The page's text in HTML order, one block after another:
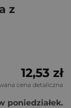
z
12,53 zł
cena detaliczna
poniedziałek.